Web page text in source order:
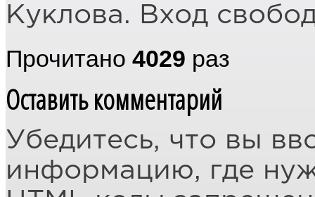
Куклова. Вход
Прочитано 4029 раз
Оставить комментарий
Убедитесь, что вы
информацию, где